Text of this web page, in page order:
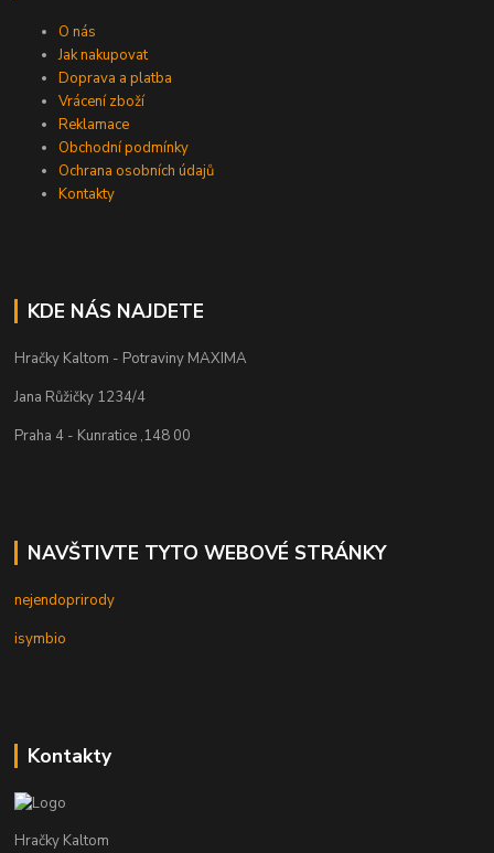
O nás
Jak nakupovat
Doprava a platba
Vrácení zboží
Reklamace
Obchodní podmínky
Ochrana osobních údajů
Kontakty
KDE NÁS NAJDETE
Hračky Kaltom - Potraviny MAXIMA
Jana Růžičky 1234/4
Praha 4 - Kunratice ,148 00
NAVŠTIVTE TYTO WEBOVÉ STRÁNKY
nejendoprirody
isymbio
Kontakty
Hračky Kaltom